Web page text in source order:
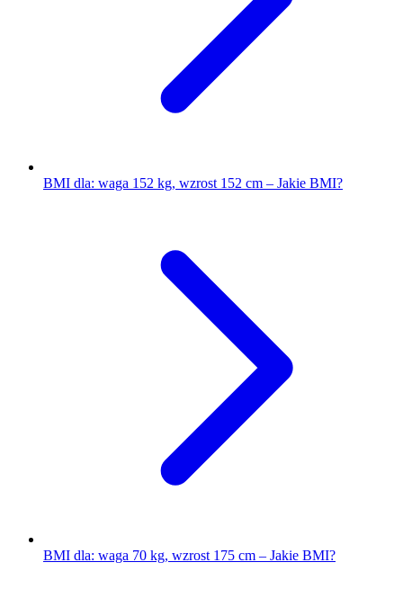
BMI dla: waga 152 kg, wzrost 152 cm – Jakie BMI?
BMI dla: waga 70 kg, wzrost 175 cm – Jakie BMI?